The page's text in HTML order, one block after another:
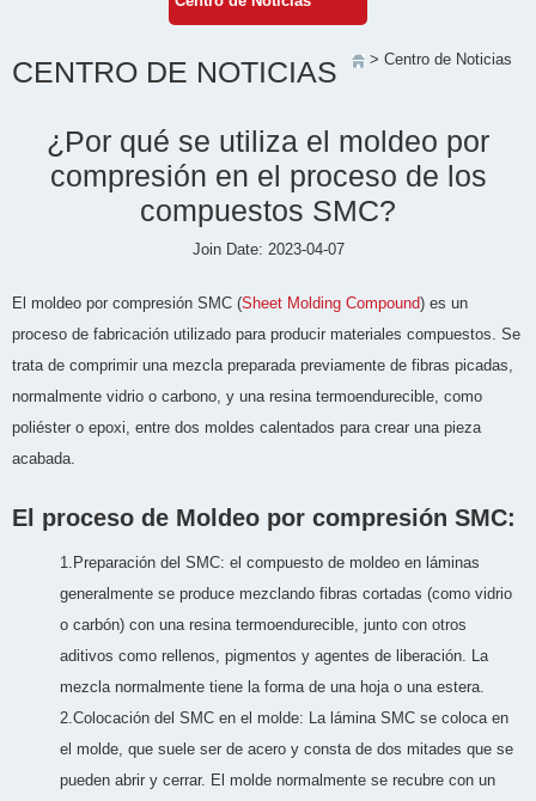
CENTRO DE NOTICIAS > Centro de Noticias
¿Por qué se utiliza el moldeo por
compresión en el proceso de los
compuestos SMC?
Join Date: 2023-04-07
El moldeo por compresión SMC (Sheet Molding Compound) es un
proceso de fabricación utilizado para producir materiales compuestos. Se
trata de comprimir una mezcla preparada previamente de fibras picadas,
normalmente vidrio o carbono, y una resina termoendurecible, como
poliéster o epoxi, entre dos moldes calentados para crear una pieza
acabada.
El proceso de Moldeo por compresión SMC:
1.Preparación del SMC: el compuesto de moldeo en láminas
generalmente se produce mezclando fibras cortadas (como vidrio
o carbón) con una resina termoendurecible, junto con otros
aditivos como rellenos, pigmentos y agentes de liberación. La
mezcla normalmente tiene la forma de una hoja o una estera.
2.Colocación del SMC en el molde: La lámina SMC se coloca en
el molde, que suele ser de acero y consta de dos mitades que se
pueden abrir y cerrar. El molde normalmente se recubre con un